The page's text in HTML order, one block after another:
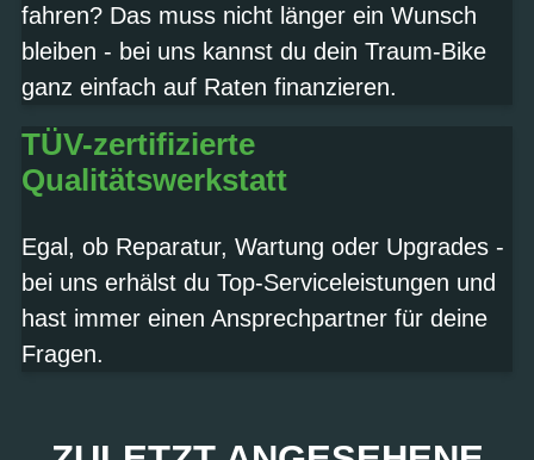
fahren? Das muss nicht länger ein Wunsch
bleiben - bei uns kannst du dein Traum-Bike
ganz einfach auf Raten finanzieren.
TÜV-zertifizierte
Qualitätswerkstatt
Egal, ob Reparatur, Wartung oder Upgrades -
bei uns erhälst du Top-Serviceleistungen und
hast immer einen Ansprechpartner für deine
Fragen.